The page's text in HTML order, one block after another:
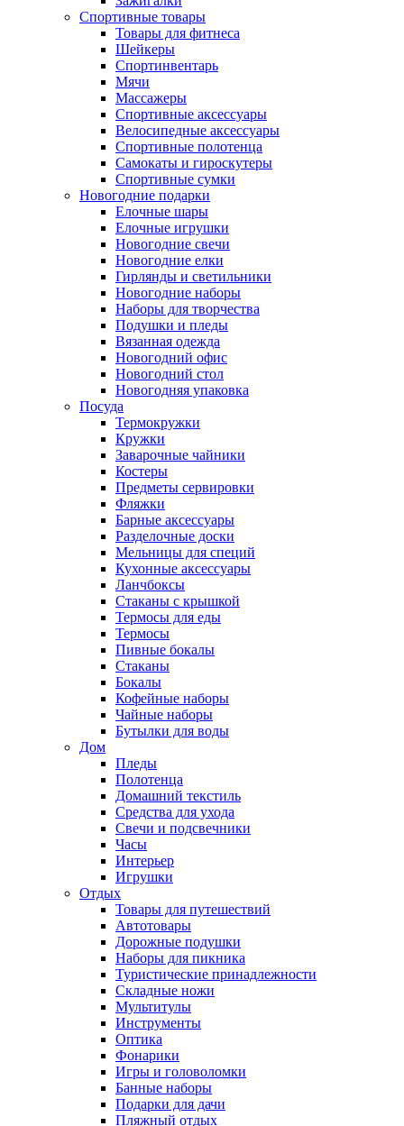
Спортивные товары
Товары для фитнеса
Шейкеры
Спортинвентарь
Мячи
Массажеры
Спортивные аксессуары
Велосипедные аксессуары
Спортивные полотенца
Самокаты и гироскутеры
Спортивные сумки
Новогодние подарки
Елочные шары
Елочные игрушки
Новогодние свечи
Новогодние елки
Гирлянды и светильники
Новогодние наборы
Наборы для творчества
Подушки и пледы
Вязанная одежда
Новогодний офис
Новогодний стол
Новогодняя упаковка
Посуда
Термокружки
Кружки
Заварочные чайники
Костеры
Предметы сервировки
Фляжки
Барные аксессуары
Разделочные доски
Мельницы для специй
Кухонные аксессуары
Ланчбоксы
Стаканы с крышкой
Термосы для еды
Термосы
Пивные бокалы
Стаканы
Бокалы
Кофейные наборы
Чайные наборы
Бутылки для воды
Дом
Пледы
Полотенца
Домашний текстиль
Средства для ухода
Свечи и подсвечники
Часы
Интерьер
Игрушки
Отдых
Товары для путешествий
Автотовары
Дорожные подушки
Наборы для пикника
Туристические принадлежности
Складные ножи
Мультитулы
Инструменты
Оптика
Фонарики
Игры и головоломки
Банные наборы
Подарки для дачи
Пляжный отдых